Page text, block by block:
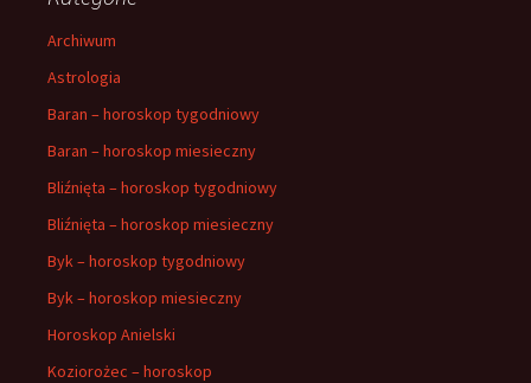
Archiwum
Astrologia
Baran – horoskop tygodniowy
Baran – horoskop miesieczny
Bliźnięta – horoskop tygodniowy
Bliźnięta – horoskop miesieczny
Byk – horoskop tygodniowy
Byk – horoskop miesieczny
Horoskop Anielski
Koziorożec – horoskop